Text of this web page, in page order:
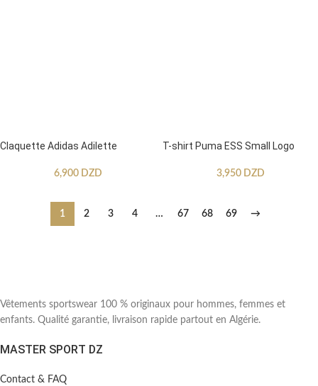
Claquette Adidas Adilette
6,900 DZD
T-shirt Puma ESS Small Logo
3,950 DZD
1 2 3 4 … 67 68 69 →
Vêtements sportswear 100 % originaux pour hommes, femmes et
enfants. Qualité garantie, livraison rapide partout en Algérie.
MASTER SPORT DZ
Contact & FAQ